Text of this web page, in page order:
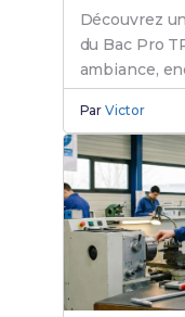
Découvrez
du Bac Pro
ambiance,
quotidienne.
ParVictor